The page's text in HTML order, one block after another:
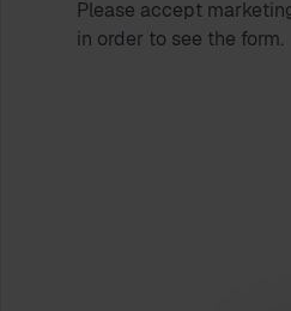
Please accept
in order to see the form.